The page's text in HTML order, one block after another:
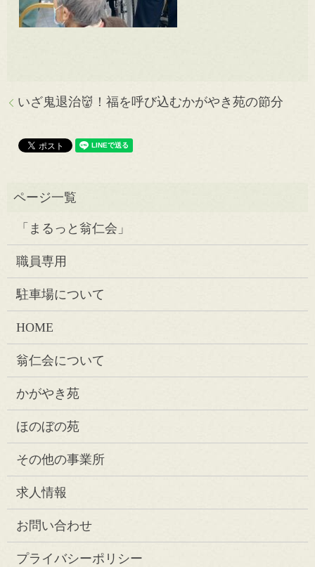
いざ鬼退治👹！福を呼び込むかがやき苑の節分
「まるっと翁仁会」
職員専用
駐車場について
HOME
翁仁会について
かがやき苑
ほのぼの苑
その他の事業所
求人情報
お問い合わせ
プライバシーポリシー